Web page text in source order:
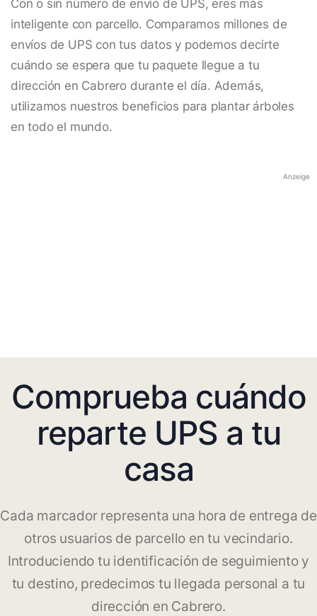
Con o sin número de envío de UPS, eres más
inteligente con parcello. Comparamos millones de
envíos de UPS con tus datos y podemos decirte
cuándo se espera que tu paquete llegue a tu
dirección en Cabrero durante el día. Además,
utilizamos nuestros beneficios para plantar árboles
en todo el mundo.
Anzeige
Comprueba cuándo
reparte UPS a tu
casa
Cada marcador representa una hora de entrega de
otros usuarios de parcello en tu vecindario.
Introduciendo tu identificación de seguimiento y
tu destino, predecimos tu llegada personal a tu
dirección en Cabrero.